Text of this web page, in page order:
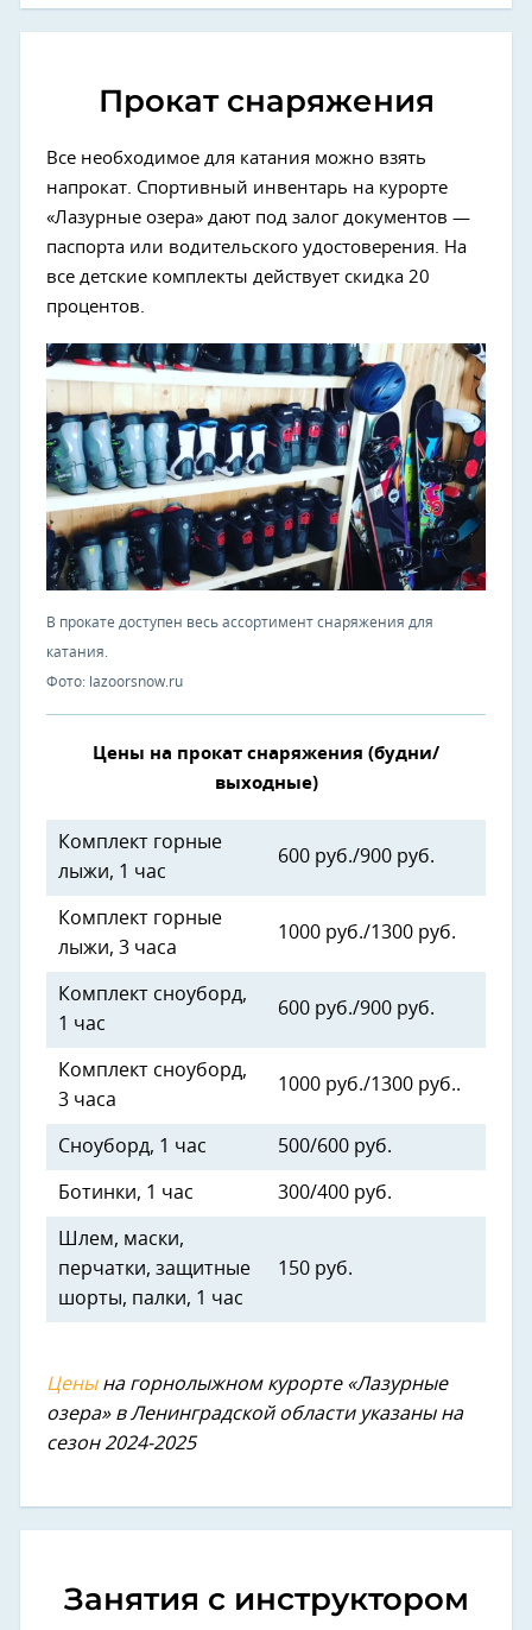
Прокат снаряжения
Все необходимое для катания можно взять
напрокат. Спортивный инвентарь на курорте
«Лазурные озера» дают под залог документов —
паспорта или водительского удостоверения. На
все детские комплекты действует скидка 20
процентов.
В прокате доступен весь ассортимент снаряжения для
катания.
Фото: lazoorsnow.ru
Цены на прокат снаряжения (будни/
выходные)
Комплект горные
лыжи, 1 час
600 руб./900 руб.
Комплект горные
лыжи, 3 часа
1000 руб./1300 руб.
Комплект сноуборд,
1 час
600 руб./900 руб.
Комплект сноуборд,
3 часа
1000 руб./1300 руб..
Сноуборд, 1 час 500/600 руб.
Ботинки, 1 час 300/400 руб.
Шлем, маски,
перчатки, защитные
шорты, палки, 1 час
150 руб.
Ценына горнолыжном курорте «Лазурные
озера» в Ленинградской области указаны на
сезон 2024-2025
Занятия с инструктором